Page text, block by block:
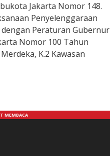
Jakarta Nomor 148.
Penyelenggaraan
Peraturan Gubernur
Nomor 100 Tahun
K.2 Kawasan